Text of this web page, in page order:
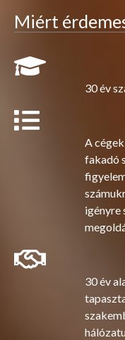
Miért
30 év
A
fakadó
igényre
30 év